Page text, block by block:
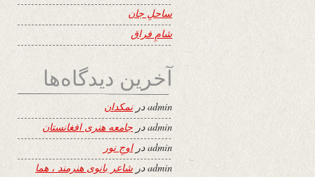
ساحلِ جان
شامِ فراق
آخرین دیدگاه‌ها
adminدرنمکدان
adminدر جامعه هنری افغانستان
adminدراوجِ نور
adminدر شاعر بانوی هنرمند ، هما